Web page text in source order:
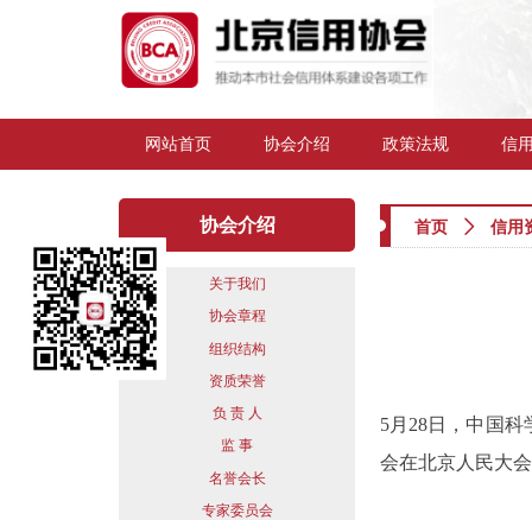
网站首页 协会介绍 政策法规 信
5月28日，中国
会在北京人民大
协会介绍 首页 ꄲ 信用
关于我们
协会章程
组织结构
资质荣誉
负 责 人
监 事
名誉会长
专家委员会